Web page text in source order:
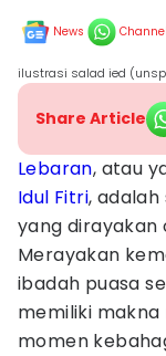
News Channel
ilustrasi salad ied
Share Article
Lebaran, atau
Idul Fitri,
yang dirayakan
Merayakan
ibadah puasa
memiliki
momen